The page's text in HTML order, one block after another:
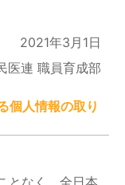
2021年3月1日
医連 職員育成部
個人情報の取り
となく、全日本